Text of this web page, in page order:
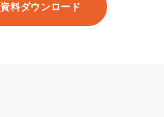
資料ダウンロード